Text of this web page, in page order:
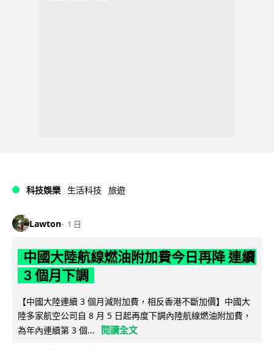
科技娛樂 生活科技 旅遊
Lawton 1 日
中國大陸航線燃油附加費今日再降 連續
3 個月下調
【中國大陸連續 3 個月減附加費，相反香港不斷加價】中國大
陸多家航空公司自 8 月 5 日起再度下調內陸航線燃油附加費，
為年內連續第 3 個...
閱讀全文